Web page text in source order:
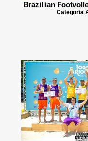
Brazillian
Categoria